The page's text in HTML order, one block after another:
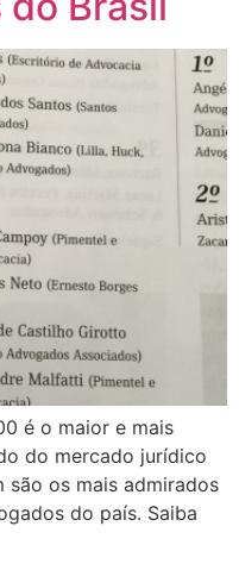
é o maior e mais
do mercado jurídico
são os mais admirados
do país. Saiba